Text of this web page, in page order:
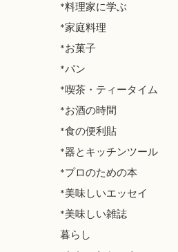
*料理家に学ぶ
*家庭料理
*お菓子
*パン
*喫茶・ティータイム
*お酒の時間
*食の便利貼
*器とキッチンツール
*プロのための本
*美味しいエッセイ
*美味しい雑誌
暮らし